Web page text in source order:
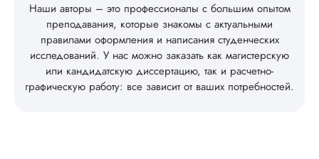
Наши авторы – это профессионалы с большим опытом
преподавания, которые знакомы с актуальными
правилами оформления и написания студенческих
исследований. У нас можно заказать как магистерскую
или кандидатскую диссертацию, так и расчетно-
графическую работу: все зависит от ваших потребностей.